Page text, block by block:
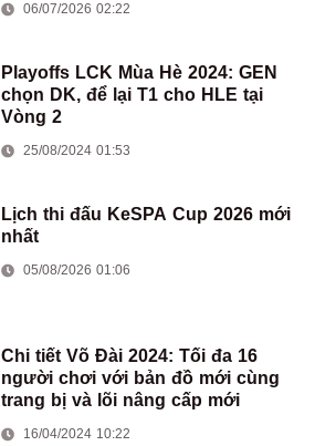
06/07/2026 02:22
Playoffs LCK Mùa Hè 2024: GEN
chọn DK, để lại T1 cho HLE tại
Vòng 2
25/08/2024 01:53
Lịch thi đấu KeSPA Cup 2026 mới
nhất
05/08/2026 01:06
Chi tiết Võ Đài 2024: Tối đa 16
người chơi với bản đồ mới cùng
trang bị và lõi nâng cấp mới
16/04/2024 10:22